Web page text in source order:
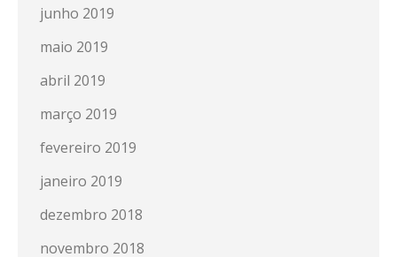
junho 2019
maio 2019
abril 2019
março 2019
fevereiro 2019
janeiro 2019
dezembro 2018
novembro 2018